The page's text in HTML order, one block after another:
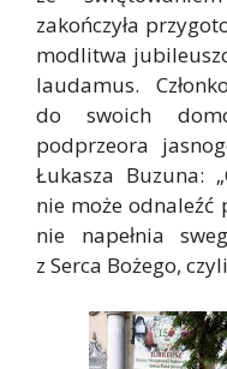
zakończyła
modlitwa
laudamus.
do swoich
podprzeora
Łukasza Buzuna:
nie może odnaleźć
nie napełnia
z Serca Bożego,